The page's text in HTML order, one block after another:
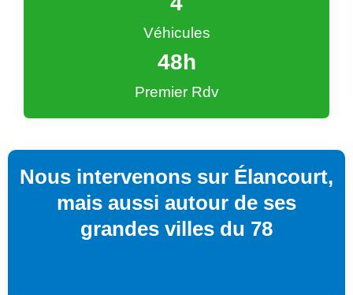
Véhicules
Premier Rdv
48h
Nous intervenons sur Élancourt,
mais aussi autour de ses
grandes villes du 78